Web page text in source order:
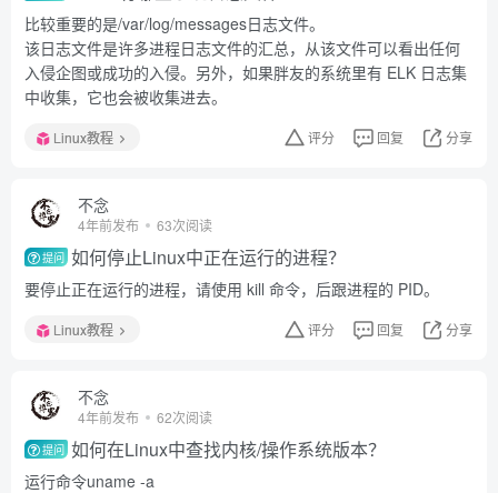
比较重要的是/var/log/messages日志文件。
该日志文件是许多进程日志文件的汇总，从该文件可以看出任何
入侵企图或成功的入侵。另外，如果胖友的系统里有 ELK 日志集
中收集，它也会被收集进去。
Linux教程 评分 回复 分享
不念
4年前发布 63次阅读
提问 如何停止Linux中正在运行的进程？
要停止正在运行的进程，请使用 kill 命令，后跟进程的 PID。
Linux教程 评分 回复 分享
不念
4年前发布 62次阅读
提问 如何在Linux中查找内核/操作系统版本？
运行命令uname -a